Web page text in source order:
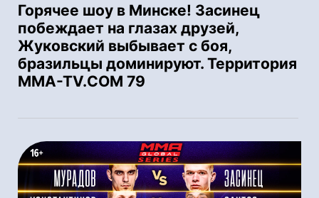
Горячее шоу в Минске! Засинец
побеждает на глазах друзей,
Жуковский выбывает с боя,
бразильцы доминируют. Территория
MMA-TV.COM 79